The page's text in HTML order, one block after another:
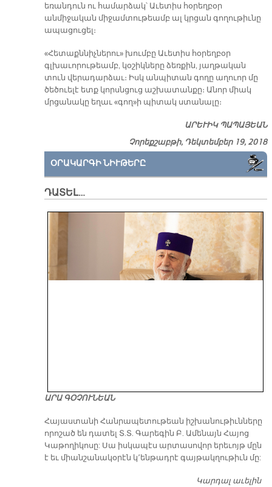
եռանդուն ու համարձակ՝ Աւետիս հօրեղբօր
անմիջական միջամտութեամբ ալ կրցան գողութիւնը
ապացուցել։
«Հետաքննիչներու» խումբը Աւետիս հօրեղբօր
գլխաւորութեամբ, կօշիկները ձեռքին, յաղթական
տուն վերադարձաւ։ Իսկ անպիտան գողը աղուոր մը
ծեծուելէ ետք կորսնցուց աշխատանքը։ Անոր միակ
մրցանակը եղաւ «գող»ի պիտակ ստանալը։
ԱՐԵՒԻԿ ՊԱՊԱՅԵԱՆ
Չորեքշաբթի, Դեկտեմբեր 19, 2018
ՕՐԱԿԱՐԳԻ ՆԻՒԹԵՐԸ
ԴԱՏԵԼ…
ԱՐԱ ԳՕՉՈՒՆԵԱՆ
​Հայաստանի Հանրապետութեան իշխանութիւնները
որոշած են դատել Տ.Տ. Գարեգին Բ. Ամենայն Հայոց
Կաթողիկոսը: Սա իսկապէս արտասովոր երեւոյթ մըն
է եւ միանշանակօրէն կ՚ենթադրէ գայթակղութիւն մը:
Կարդալ աւելին